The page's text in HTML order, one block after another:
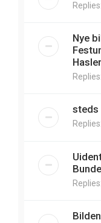
Replies:
Nye
Replies:
steds
Replies:
Replies: